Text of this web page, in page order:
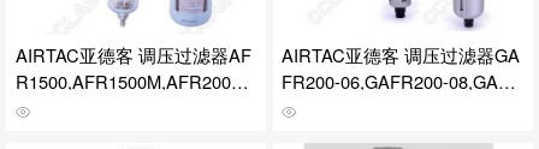
AIRTAC亚德客 调压过滤器AF
R1500,AFR1500M,AFR2000,A
FR2000M,BFR2000,BFR2000
AIRTAC亚德客 调压过滤器GA
FR200-06,GAFR200-08,GAFR
300-08,GAFR300-10,GAFR40